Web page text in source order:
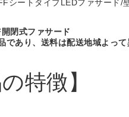
シートタイプLEDファサード/
であり、送料は配送地域よっ
特徴】